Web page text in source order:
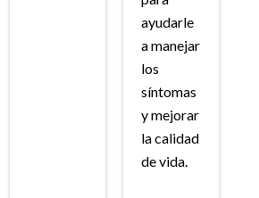
ayudarle
a manejar
los
síntomas
y mejorar
la calidad
de vida.